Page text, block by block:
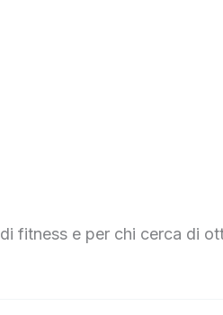
fitness e per chi cerca di